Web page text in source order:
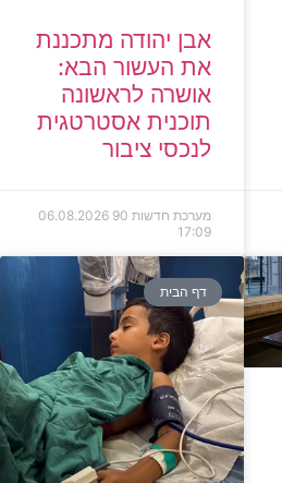
אבן יהודה מתכננת
את העשור הבא:
אושרה לראשונה
תוכנית אסטרטגית
לנכסי ציבור
מערכת חדשות 90
06.08.2026
17:09
דף הבית